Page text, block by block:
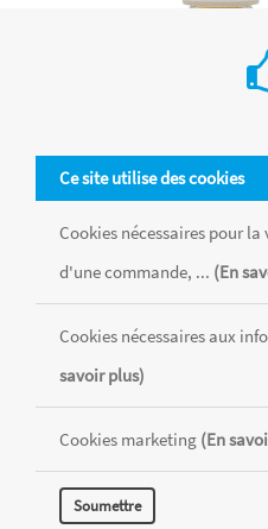
Diluants « Green for
Le diluant "Green for Oil"
et ainsi faciliter l'esquisse au
œuvres. C'est une excellente
Ce site utilise des cookies
Cookies nécessaires pour
d'une commande, ... (En
Cookies nécessaires aux
savoir plus)
Cookies marketing (En
Soumettre